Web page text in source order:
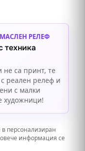
РЕЛЕФ
техника
са принт, те
реален релеф и
с малки
художници!
персонализиран
информация се